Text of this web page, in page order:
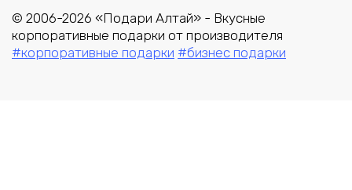
© 2006-2026 «Подари Алтай» - Вкусные
корпоративные подарки от производителя
#корпоративные подарки #бизнес подарки